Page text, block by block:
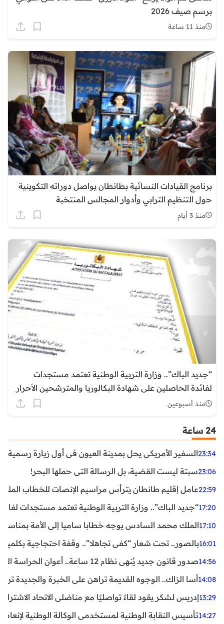
برسم صيف 2026
منذ 11 ساعة
برنامج القيادات النسائية بطانطان يواصل دوراته التكوينية
حول التنظيم الترابي وأدوار المجالس المنتخبة
منذ 3 أيام
“جديد الباك”.. وزارة التربية الوطنية تعتمد مستجدات
لفائدة الحاصلين على شهادة البكالوريا والمترشحين الأحرار
منذ أسبوعين
24 ساعة
23:34السفير الأمريكي يحل بمدينة العيون في أول زيارة رسمية
23:06سبتة ليست القضية، بل الرسالة التي حملها البحر!
22:59عامل إقليم طانطان يترأس مراسيم الإنصات للخطاب
17:20“جديد الباك”.. وزارة التربية الوطنية تعتمد مستجدات
17:10الملك محمد السادس يوجه خطابا ساميا إلى الأمة بمناسبة الذكرى الـ27
16:01بالصور.. تحت شعار “كفى تجاهلا”.. وقفة احتجاجية بكلميم
14:56صدور قانون جديد يُنهي نظام 12 ساعة.. أعوان الحراسة الخاصة يستفيدون من المدة القانونية للشغل
14:08أسا الزاك.. الوجوه القديمة تراهن على الخبرة والجديدة
13:29إدريس لشكر يقود لقاءً تواصليًا مع مناضلي الاتحاد
14:27تأسيس النقابة الوطنية لمستخدمي الوكالة الوطنية